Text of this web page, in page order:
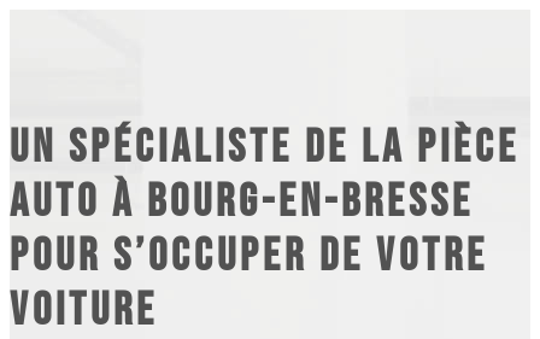
Un spécialiste de la pièce
auto à Bourg-en-Bresse
pour s’occuper de votre
voiture